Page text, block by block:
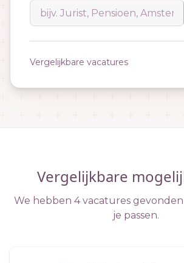
Vergelijkbare vacatures
Vergelijkbare
We hebben 4 vacatures
je passen.